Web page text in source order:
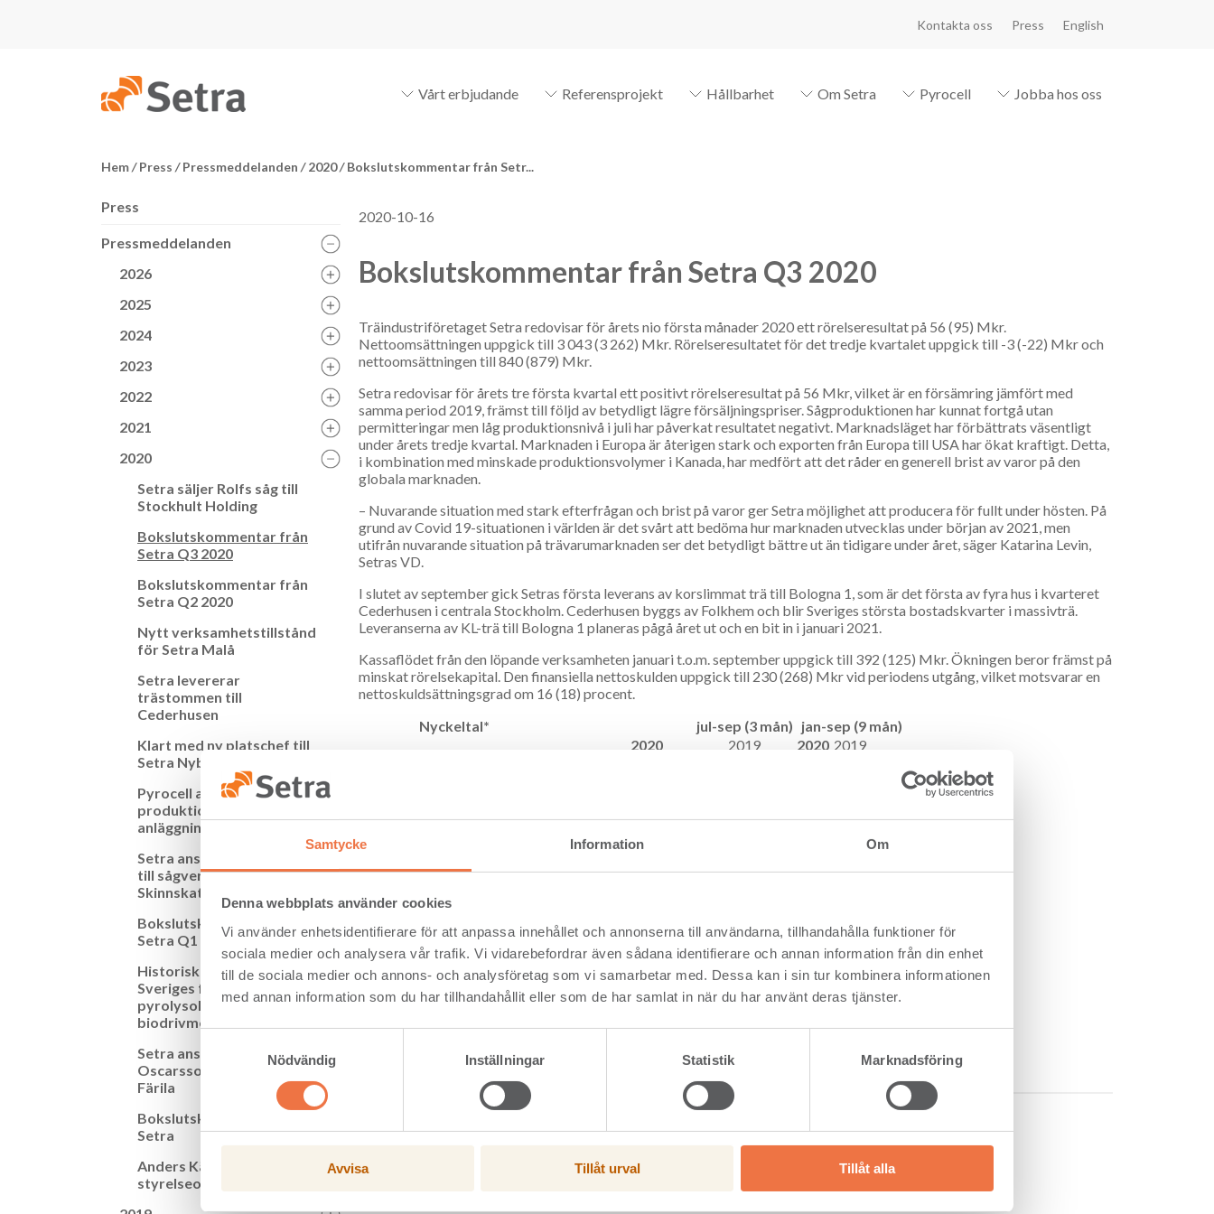
Samtycke Information Om
Denna webbplats använder cookies
Vi använder enhetsidentifierare för att anpassa innehållet och annonserna till användarna, tillhandahålla funktioner för
sociala medier och analysera vår trafik. Vi vidarebefordrar även sådana identifierare och annan information från din enhet
till de sociala medier och annons- och analysföretag som vi samarbetar med. Dessa kan i sin tur kombinera informationen
med annan information som du har tillhandahållit eller som de har samlat in när du har använt deras tjänster.
Nödvändig
Inställningar Statistik Marknadsföring
Avvisa Tillåt urval Tillåt alla
Kontakta oss Press English
Vårt erbjudande Referensprojekt Hållbarhet Om Setra Pyrocell Jobba hos oss
Hem/ Press / Pressmeddelanden / 2020/ Bokslutskommentar från Setr...
Press
Pressmeddelanden
2026
2025
2024
2023
2022
2021
2020
Setra säljer Rolfs såg till
Stockhult Holding
Bokslutskommentar från
Setra Q3 2020
Bokslutskommentar från
Setra Q2 2020
Nytt verksamhetstillstånd
för Setra Malå
Setra levererar
trästommen till
Cederhusen
Klart med ny platschef till
Setra Nyby
Pyrocell anställer
produktionschef till
anläggningen på Kastet
Setra anställer ny platschef
till sågverket i
Skinnskatteberg
Bokslutskommentar från
Setra Q1 2020
Historiskt spadtag –
Sveriges första
pyrolysoljeanläggning för
biodrivmedel
Setra anställer Tommy
Oscarsson som platschef i
Färila
Bokslutskommentar från
Setra
Anders Källström ny
styrelseordförande i Setra
2020-10-16
Bokslutskommentar från Setra Q3 2020
Träindustriföretaget Setra redovisar för årets nio första månader 2020 ett rörelseresultat på 56 (95) Mkr.
Nettoomsättningen uppgick till 3 043 (3 262) Mkr. Rörelseresultatet för det tredje kvartalet uppgick till -3 (-22) Mkr och
nettoomsättningen till 840 (879) Mkr.
Setra redovisar för årets tre första kvartal ett positivt rörelseresultat på 56 Mkr, vilket är en försämring jämfört med
samma period 2019, främst till följd av betydligt lägre försäljningspriser. Sågproduktionen har kunnat fortgå utan
permitteringar men låg produktionsnivå i juli har påverkat resultatet negativt. Marknadsläget har förbättrats väsentligt
under årets tredje kvartal. Marknaden i Europa är återigen stark och exporten från Europa till USA har ökat kraftigt. Detta,
i kombination med minskade produktionsvolymer i Kanada, har medfört att det råder en generell brist av varor på den
globala marknaden.
–­ Nuvarande situation med stark efterfrågan och brist på varor ger Setra möjlighet att producera för fullt under hösten. På
grund av Covid 19-situationen i världen är det svårt att bedöma hur marknaden utvecklas under början av 2021, men
utifrån nuvarande situation på trävarumarknaden ser det betydligt bättre ut än tidigare under året, säger Katarina Levin,
Setras VD.
I slutet av september gick Setras första leverans av korslimmat trä till Bologna 1, som är det första av fyra hus i kvarteret
Cederhusen i centrala Stockholm. Cederhusen byggs av Folkhem och blir Sveriges största bostadskvarter i massivträ.
Leveranserna av KL-trä till Bologna 1 planeras pågå året ut och en bit in i januari 2021.
Kassaflödet från den löpande verksamheten januari t.o.m. september uppgick till 392 (125) Mkr. Ökningen beror främst på
minskat rörelsekapital. Den finansiella nettoskulden uppgick till 230 (268) Mkr vid periodens utgång, vilket motsvarar en
nettoskuldsättningsgrad om 16 (18) procent.
Nyckeltal*
jul-sep (3 mån) jan-sep (9 mån)
2020
2019 2020 2019
Resultat efter skatt, Mkr
-7 -18 29
72
Rörelsemarginal, exkl. engångsposter, %
-1,1
Kassaflöde från löpande verksamhet, Mkr
-11 59 392
125
*Setra redovisar ingen fullständig bokslutskommuniké.
**Engångsposter avser avvecklad verksamhet.
För ytterligare information, kontakta gärna:
Johanna Gydingsgård, CFO, telefon 08-705 03 03, mobil 072-453 85 41